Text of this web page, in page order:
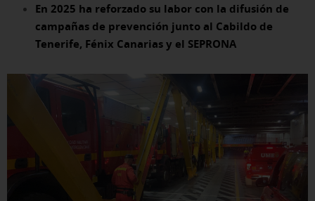
En 2025 ha reforzado su labor con la difusión de
campañas de prevención junto al Cabildo de
Tenerife, Fénix Canarias y el SEPRONA